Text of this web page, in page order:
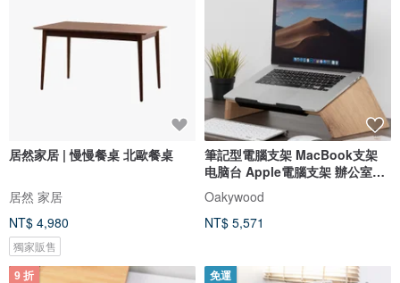
居然家居 | 慢慢餐桌 北歐餐桌
居然 家居
NT$ 4,980
獨家販售
筆記型電腦支架 MacBook支架
电脑台 Apple電腦支架 辦公室配
件
Oakywood
NT$ 5,571
9 折 免運